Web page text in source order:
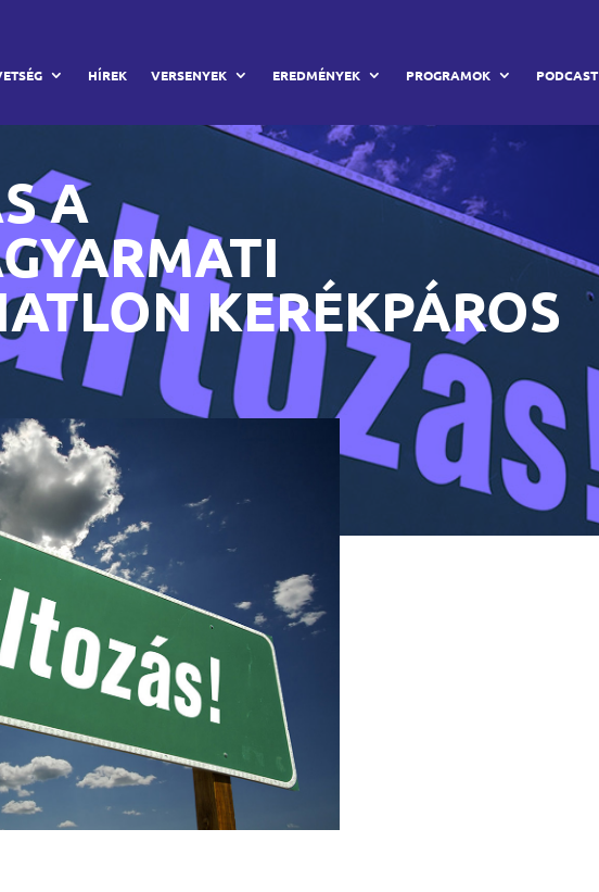
HÍREK VERSENYEK EREDMÉNYEK PROGRAMOK PODCAST
A
KERÉKPÁROS